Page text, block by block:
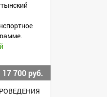
о.Святой
17 700 руб.